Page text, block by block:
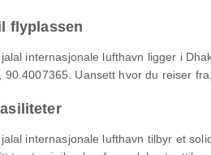
flyplassen
internasjonale lufthavn ligger i
90.4007365. Uansett hvor du reiser
internasjonale lufthavn tilbyr et